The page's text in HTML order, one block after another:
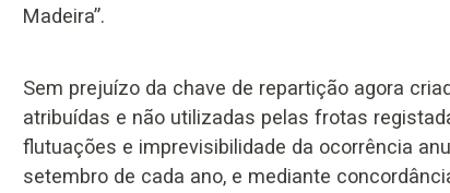
Madeira”.
Sem prejuízo da chave de repartição agora
atribuídas e não utilizadas pelas frotas
flutuações e imprevisibilidade da ocorrência
setembro de cada ano, e mediante